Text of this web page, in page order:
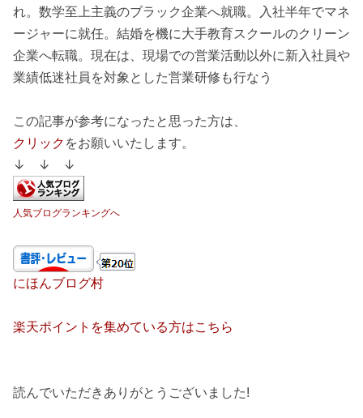
れ。数学至上主義のブラック企業へ就職。入社半年でマネ
ージャーに就任。結婚を機に大手教育スクールのクリーン
企業へ転職。現在は、現場での営業活動以外に新入社員や
業績低迷社員を対象とした営業研修も行なう
この記事が参考になったと思った方は、
クリック をお願いいたします。
↓ ↓ ↓
人気ブログランキングへ
にほんブログ村
楽天ポイントを集めている方はこちら
読んでいただきありがとうございました!